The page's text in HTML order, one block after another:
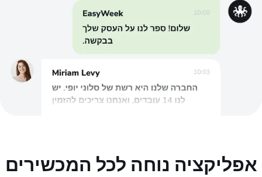
אפליקציה נוחה לכל המכשירים